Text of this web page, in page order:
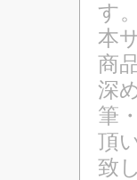
す。
本
商
深
筆
頂
致